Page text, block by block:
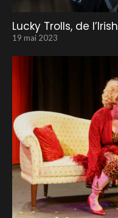
Lucky Trolls, de
19 mai 2023